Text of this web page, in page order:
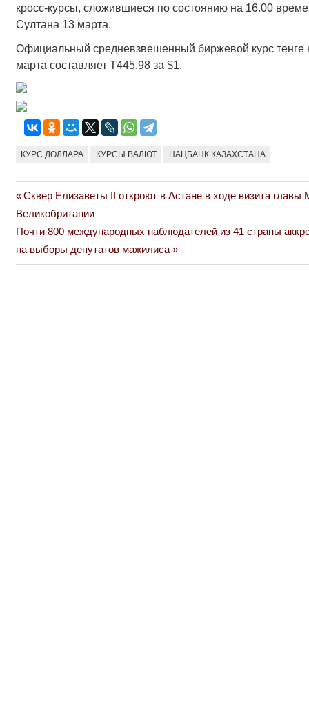
кросс-курсы, сложившиеся по состоянию на 16.00
Султана 13 марта.
Официальный средневзвешенный биржевой курс тенге
марта составляет Т445,98 за $1.
КУРС ДОЛЛАРА КУРСЫ ВАЛЮТ НАЦБАНК КАЗАХСТАНА
Навигация
по
записям
Previous
Post:
Сквер Елизаветы II откроют в Астане в ходе визита
Великобритании
Next
Post:
Почти 800 международных наблюдателей из 41 страны
на выборы депутатов мажилиса